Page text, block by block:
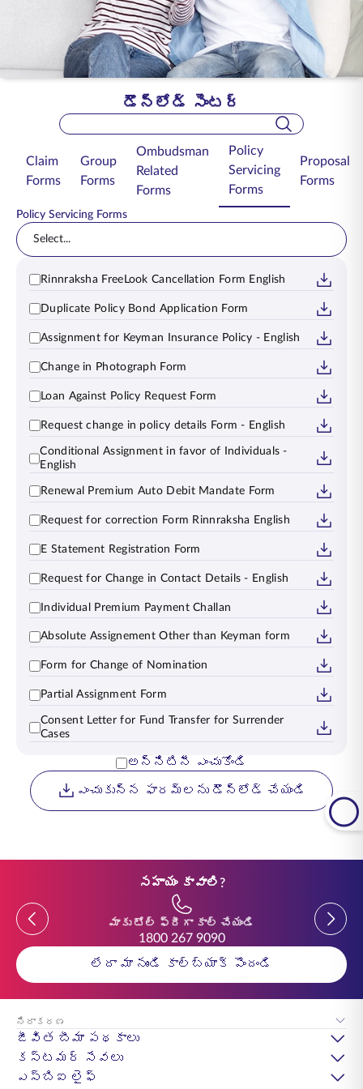
ఆన్‌లైన్‌లో కొనండి ప్రీమియం చెల్లించండి
డౌన్‌లోడ్ సెంటర్
Search Bar
Claim
Forms
Group
Forms
Ombudsman
Related
Forms
Policy
Servicing
Forms
Proposal
Forms
Policy Servicing Forms
Select...
Rinnraksha FreeLook Cancellation Form English
Duplicate Policy Bond Application Form
Assignment for Keyman Insurance Policy - English
Change in Photograph Form
Loan Against Policy Request Form
Request change in policy details Form - English
Conditional Assignment in favor of Individuals -
English
Renewal Premium Auto Debit Mandate Form
Request for correction Form Rinnraksha English
E Statement Registration Form
Request for Change in Contact Details - English
Individual Premium Payment Challan
Absolute Assignement Other than Keyman form
Form for Change of Nomination
Partial Assignment Form
Consent Letter for Fund Transfer for Surrender
Cases
ఎంచుకున్న ఫారమ్‌లను డౌన్లోడ్ చేయండి
అన్నిటినీ ఎంచుకోండి
సహాయం కావాలి?
Previous
మాకు టోల్ ఫ్రీగా కాల్ చేయండి
1800 267 9090
Previous
లేదా మా నుండి కాల్‌బ్యాక్ పొందండి
నిరాకరణ
జీవిత బీమా పథకాలు
కస్టమర్ సేవలు
ఎస్‌బిఐ లైఫ్